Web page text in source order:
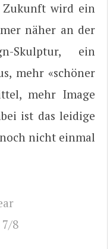
Zukunft wird ein
näher an der
Skulptur, ein
mehr «schöner
mehr Image
ist das leidige
nicht einmal